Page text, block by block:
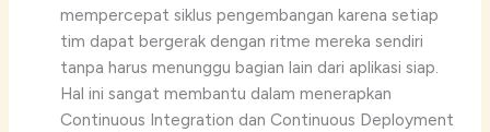
mempercepat siklus pengembangan karena setiap
tim dapat bergerak dengan ritme mereka sendiri
tanpa harus menunggu bagian lain dari aplikasi siap.
Hal ini sangat membantu dalam menerapkan
Continuous Integration dan Continuous Deployment